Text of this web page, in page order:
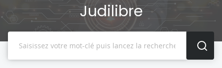
Judilibre